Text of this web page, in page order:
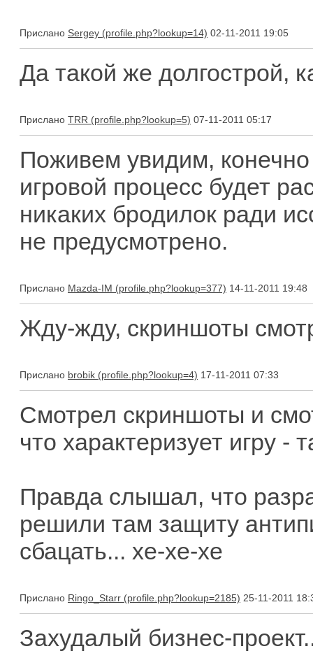
Прислано Sergey 02-11-2011 19:05
Да такой же долгострой,
Прислано TRR 07-11-2011 05:17
Поживем увидим,
игровой процесс будет
никаких бродилок ради
не предусмотрено.
Прислано Mazda-IM 14-11-2011 19:48
Жду-жду, скриншоты
Прислано brobik 17-11-2011 07:33
Смотрел скриншоты и
что характеризует игру -
Правда слышал, что
решили там защиту
сбацать... хе-хе-хе
Прислано Ringo_Starr 25-11-2011
Захудалый бизнес-